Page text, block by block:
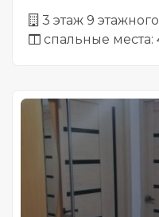
3 этаж 9
спальные места: